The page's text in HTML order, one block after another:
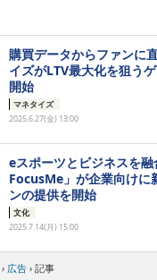
購買データからファンに
イズがLTV最大化を狙う
開始
マネタイズ
2025.6.27(金) 13:00
eスポーツとビジネスを
FocusMe」が企業向けに
ンの提供を開始
文化
2025.7.14(月) 15:00
› 広告 › 記事